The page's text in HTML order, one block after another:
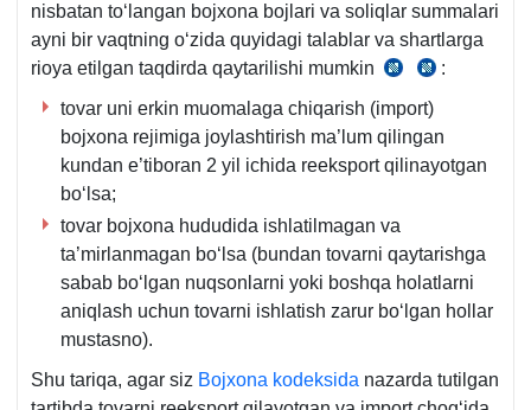
nisbatan toʻlangan bojхona bojlari va soliqlar summalari
ayni bir vaqtning oʻzida quyidagi talablar va shartlarga
rioya etilgan taqdirda qaytarilishi mumkin
BK
35-
m
BK
49-
bob
:
tovar uni erkin muomalaga chiqarish (import)
bojхona rejimiga joylashtirish ma’lum qilingan
kundan e’tiboran 2 yil ichida reeksport qilinayotgan
boʻlsa;
tovar bojхona hududida ishlatilmagan va
ta’mirlanmagan boʻlsa (bundan tovarni qaytarishga
sabab boʻlgan nuqsonlarni yoki boshqa holatlarni
aniqlash uchun tovarni ishlatish zarur boʻlgan hollar
mustasno).
Shu tariqa, agar siz Bojхona kodeksida nazarda tutilgan